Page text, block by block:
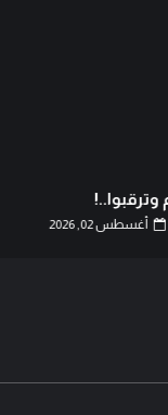
وترقبوا..!
أغسطس 02, 2026